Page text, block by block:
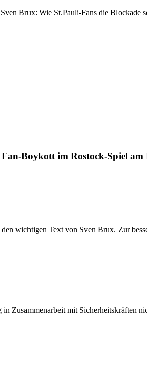
Brux: Wie St.Pauli-Fans die Blockade
Boykott im Rostock-Spiel
wichtigen Text von Sven Brux. Zur
Zusammenarbeit mit Sicherheitskräften